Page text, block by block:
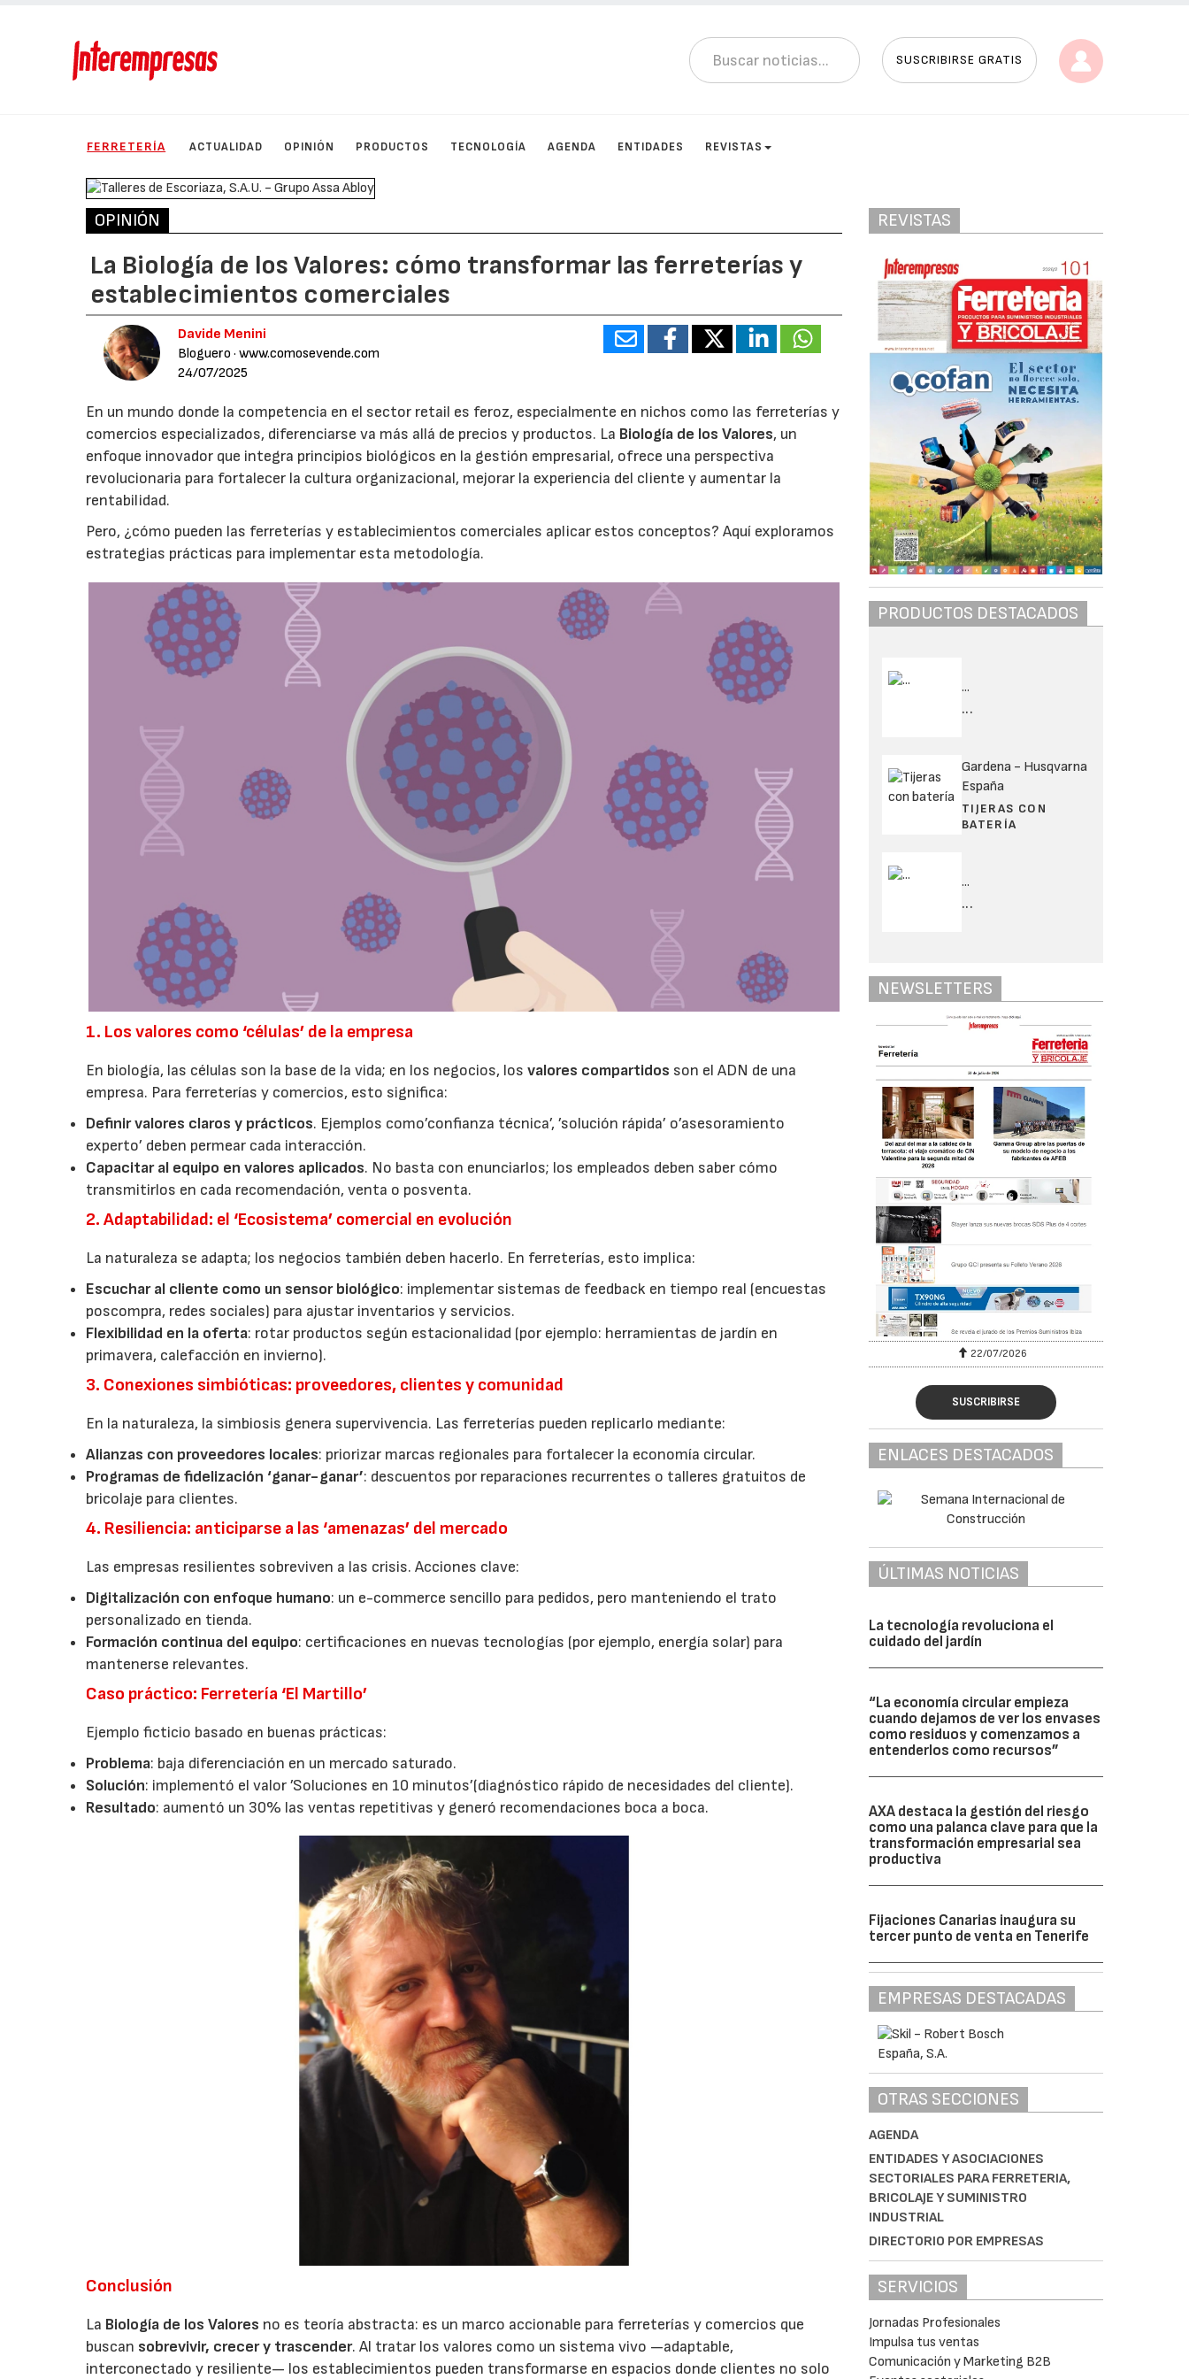
SUSCRIBIRSE GRATIS
FERRETERÍA ACTUALIDAD OPINIÓN PRODUCTOS TECNOLOGÍA AGENDA ENTIDADES REVISTAS
OPINIÓN
La Biología de los Valores: cómo transformar las ferreterías y
establecimientos comerciales
Davide Menini
Bloguero · www.comosevende.com
24/07/2025
En un mundo donde la competencia en el sector retail es feroz, especialmente en nichos como las ferreterías y
comercios especializados, diferenciarse va más allá de precios y productos. La Biología de los Valores, un
enfoque innovador que integra principios biológicos en la gestión empresarial, ofrece una perspectiva
revolucionaria para fortalecer la cultura organizacional, mejorar la experiencia del cliente y aumentar la
rentabilidad.
Pero, ¿cómo pueden las ferreterías y establecimientos comerciales aplicar estos conceptos? Aquí exploramos
estrategias prácticas para implementar esta metodología.
1. Los valores como ‘células’ de la empresa
En biología, las células son la base de la vida; en los negocios, losvalores compartidos son el ADN de una
empresa. Para ferreterías y comercios, esto significa:
Definir valores claros y prácticos. Ejemplos como’confianza técnica’, ’solución rápida’ o’asesoramiento
experto’ deben permear cada interacción.
Capacitar al equipo en valores aplicados. No basta con enunciarlos; los empleados deben saber cómo
transmitirlos en cada recomendación, venta o posventa.
2. Adaptabilidad: el ‘Ecosistema’ comercial en evolución
La naturaleza se adapta; los negocios también deben hacerlo. En ferreterías, esto implica:
Escuchar al cliente como un sensor biológico: implementar sistemas de feedback en tiempo real (encuestas
poscompra, redes sociales) para ajustar inventarios y servicios.
Flexibilidad en la oferta: rotar productos según estacionalidad (por ejemplo: herramientas de jardín en
primavera, calefacción en invierno).
3. Conexiones simbióticas: proveedores, clientes y comunidad
En la naturaleza, la simbiosis genera supervivencia. Las ferreterías pueden replicarlo mediante:
Alianzas con proveedores locales: priorizar marcas regionales para fortalecer la economía circular.
Programas de fidelización ‘ganar-ganar’: descuentos por reparaciones recurrentes o talleres gratuitos de
bricolaje para clientes.
4. Resiliencia: anticiparse a las ‘amenazas’ del mercado
Las empresas resilientes sobreviven a las crisis. Acciones clave:
Digitalización con enfoque humano: un e-commerce sencillo para pedidos, pero manteniendo el trato
personalizado en tienda.
Formación continua del equipo: certificaciones en nuevas tecnologías (por ejemplo, energía solar) para
mantenerse relevantes.
Caso práctico: Ferretería ‘El Martillo’
Ejemplo ficticio basado en buenas prácticas:
Problema: baja diferenciación en un mercado saturado.
Solución: implementó el valor ’Soluciones en 10 minutos’(diagnóstico rápido de necesidades del cliente).
Resultado: aumentó un 30% las ventas repetitivas y generó recomendaciones boca a boca.
Conclusión
La Biología de los Valores no es teoría abstracta: es un marco accionable para ferreterías y comercios que
buscan sobrevivir, crecer y trascender. Al tratar los valores como un sistema vivo —adaptable,
interconectado y resiliente— los establecimientos pueden transformarse en espacios donde clientes no solo
REVISTAS
PRODUCTOS DESTACADOS
...
...
Gardena - Husqvarna
España
TIJERAS CON
BATERÍA
...
...
NEWSLETTERS
22/07/2026
SUSCRIBIRSE
ENLACES DESTACADOS
ÚLTIMAS NOTICIAS
La tecnología revoluciona el
cuidado del jardín
“La economía circular empieza
cuando dejamos de ver los envases
como residuos y comenzamos a
entenderlos como recursos”
AXA destaca la gestión del riesgo
como una palanca clave para que la
transformación empresarial sea
productiva
Fijaciones Canarias inaugura su
tercer punto de venta en Tenerife
EMPRESAS DESTACADAS
OTRAS SECCIONES
AGENDA
ENTIDADES Y ASOCIACIONES
SECTORIALES PARA FERRETERIA,
BRICOLAJE Y SUMINISTRO
INDUSTRIAL
DIRECTORIO POR EMPRESAS
SERVICIOS
Jornadas Profesionales
Impulsa tus ventas
Comunicación y Marketing B2B